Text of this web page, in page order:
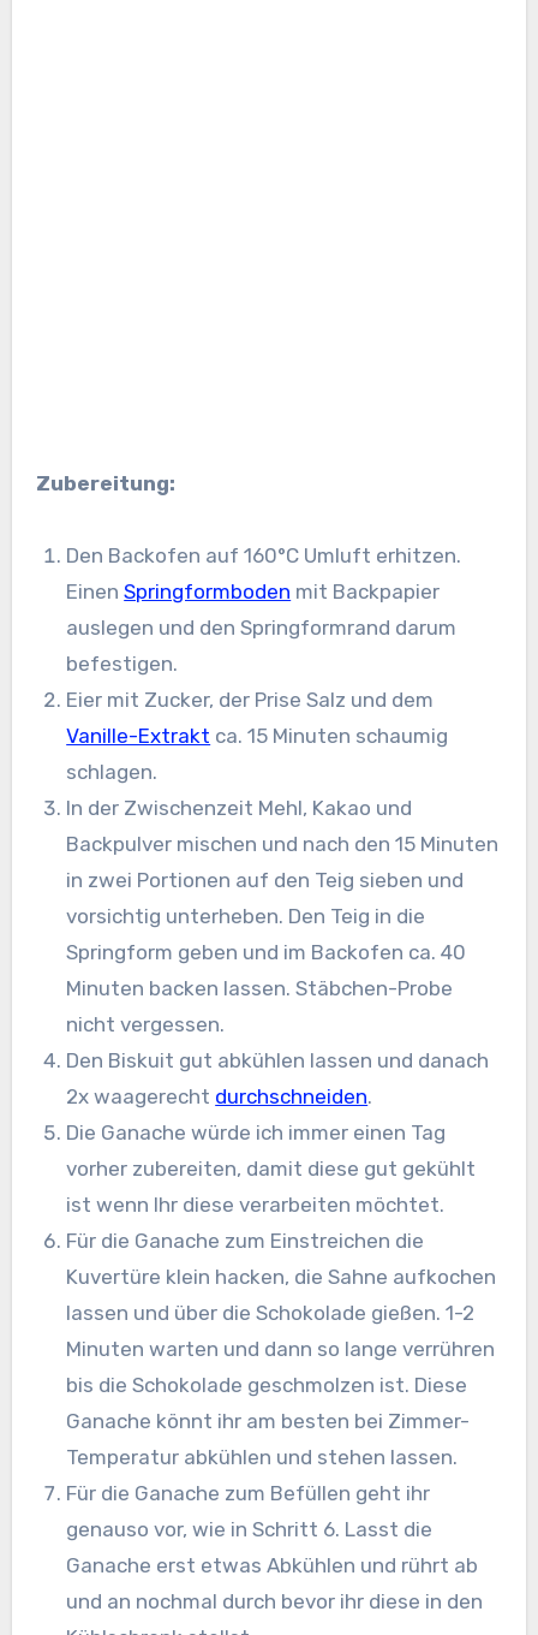
Zubereitung:
Den Backofen auf 160°C Umluft erhitzen.
EinenSpringformboden mit Backpapier
auslegen und den Springformrand darum
befestigen.
Eier mit Zucker, der Prise Salz und dem
Vanille-Extrakt ca. 15 Minuten schaumig
schlagen.
In der Zwischenzeit Mehl, Kakao und
Backpulver mischen und nach den 15 Minuten
in zwei Portionen auf den Teig sieben und
vorsichtig unterheben. Den Teig in die
Springform geben und im Backofen ca. 40
Minuten backen lassen. Stäbchen-Probe
nicht vergessen.
Den Biskuit gut abkühlen lassen und danach
2x waagerecht durchschneiden.
Die Ganache würde ich immer einen Tag
vorher zubereiten, damit diese gut gekühlt
ist wenn Ihr diese verarbeiten möchtet.
Für die Ganache zum Einstreichen die
Kuvertüre klein hacken, die Sahne aufkochen
lassen und über die Schokolade gießen. 1-2
Minuten warten und dann so lange verrühren
bis die Schokolade geschmolzen ist. Diese
Ganache könnt ihr am besten bei Zimmer-
Temperatur abkühlen und stehen lassen.
Für die Ganache zum Befüllen geht ihr
genauso vor, wie in Schritt 6. Lasst die
Ganache erst etwas Abkühlen und rührt ab
und an nochmal durch bevor ihr diese in den